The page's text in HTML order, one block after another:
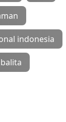
indonesia
balita